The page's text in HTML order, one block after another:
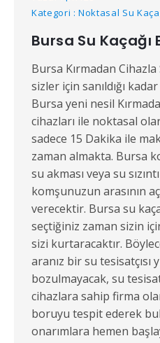
Kategori : Noktasal Su
Bursa Su Kaçağı
Bursa Kırmadan Cihazla
sizler için sanıldığı
Bursa yeni nesil
cihazları ile noktasal
sadece 15 Dakika ile
zaman almakta. Bursa
su akması veya su
komşunuzun arasının
verecektir. Bursa su
seçtiğiniz zaman sizin
sizi kurtaracaktır.
aranız bir su tesisatçısı
bozulmayacak, su
cihazlara sahip firma
boruyu tespit ederek
onarımlara hemen